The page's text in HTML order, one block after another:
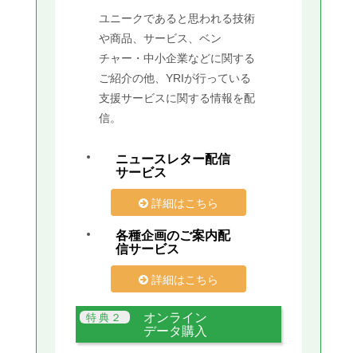
ユニークであると思われる技術
や商品、サービス、ベン
チャー・中小企業などに関する
ご紹介の他、YRIが行っている
支援サービスに関する情報を配
信。
ニュースレター配信
サービス
詳細はこちら
各種企画のご案内配
信サービス
詳細はこちら
オンライン
データ購入